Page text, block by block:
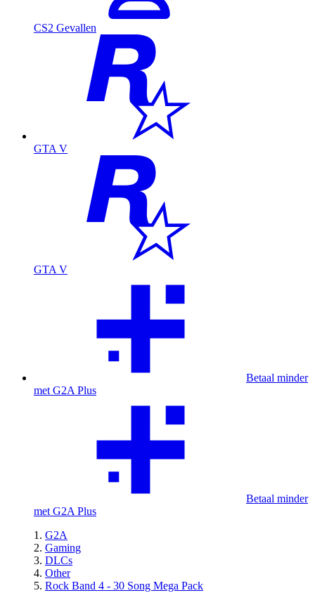
CS2 Gevallen
GTA V
GTA V
Betaal minder
met G2A Plus
Betaal minder
met G2A Plus
G2A
Gaming
DLCs
Other
Rock Band 4 - 30 Song Mega Pack